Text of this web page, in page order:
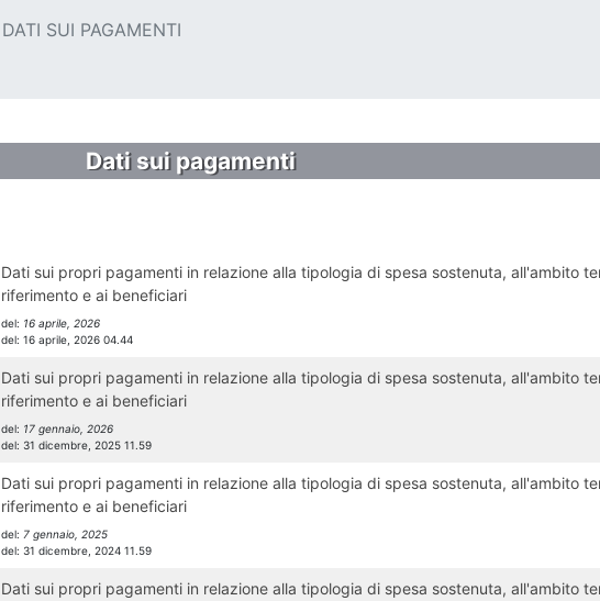
DATI SUI PAGAMENTI
Dati sui pagamenti
Dati sui propri pagamenti in relazione alla tipologia di spesa sostenuta, all'ambito
riferimento e ai beneficiari
del: 16 aprile, 2026
del: 16 aprile, 2026 04.44
Dati sui propri pagamenti in relazione alla tipologia di spesa sostenuta, all'ambito
riferimento e ai beneficiari
del: 17 gennaio, 2026
del: 31 dicembre, 2025 11.59
Dati sui propri pagamenti in relazione alla tipologia di spesa sostenuta, all'ambito
riferimento e ai beneficiari
del: 7 gennaio, 2025
del: 31 dicembre, 2024 11.59
Dati sui propri pagamenti in relazione alla tipologia di spesa sostenuta, all'ambito